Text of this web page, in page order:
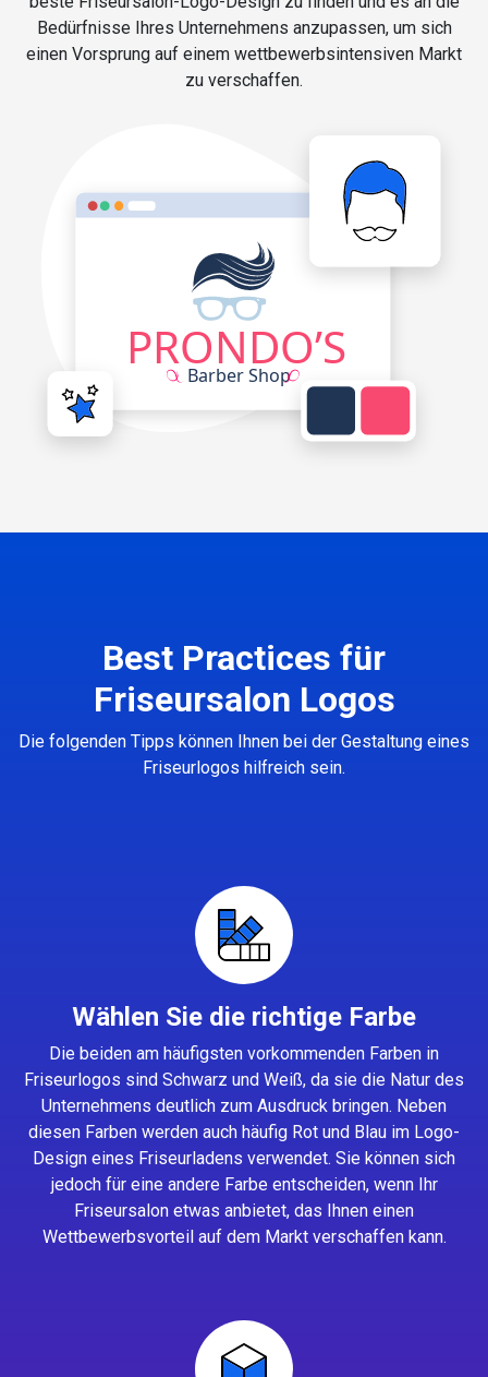
Bedürfnisse Ihres Unternehmens anzupassen, um sich
einen Vorsprung auf einem wettbewerbsintensiven Markt
zu verschaffen.
Best Practices für
Friseursalon Logos
Die folgenden Tipps können Ihnen bei der Gestaltung eines
Friseurlogos hilfreich sein.
Wählen Sie die richtige Farbe
Die beiden am häufigsten vorkommenden Farben in
Friseurlogos sind Schwarz und Weiß, da sie die Natur des
Unternehmens deutlich zum Ausdruck bringen. Neben
diesen Farben werden auch häufig Rot und Blau im Logo-
Design eines Friseurladens verwendet. Sie können sich
jedoch für eine andere Farbe entscheiden, wenn Ihr
Friseursalon etwas anbietet, das Ihnen einen
Wettbewerbsvorteil auf dem Markt verschaffen kann.